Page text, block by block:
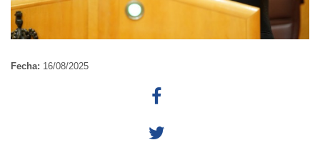
Fecha: 16/08/2025